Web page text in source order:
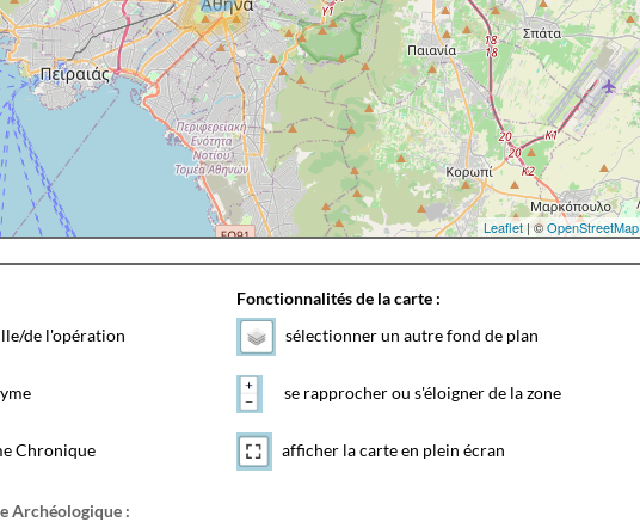
Leaflet| ©OpenStreetMap
de l'opération
Chronique
Fonctionnalités de la carte :
sélectionner un autre fond de plan
se rapprocher ou s'éloigner de la zone
afficher la carte en plein écran
Archéologique :